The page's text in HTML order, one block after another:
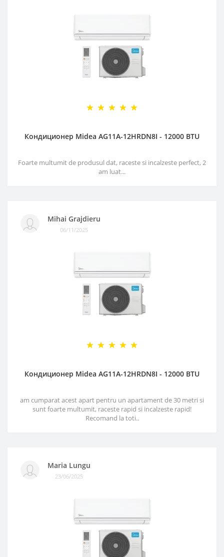
Кондиционер Midea AG11A-12HRDN8I - 12000 BTU
Foarte multumit de produsul dat, raceste si incalzeste perfect, 2
am luat...
Mihai Grajdieru
06/11/2025
Кондиционер Midea AG11A-12HRDN8I - 12000 BTU
am cumparat acest apart pentru un apartament de 30 metri si
sunt foarte multumit, raceste rapid si incalzeste rapid!
Recomand la toti..
Maria Lungu
23/06/2025